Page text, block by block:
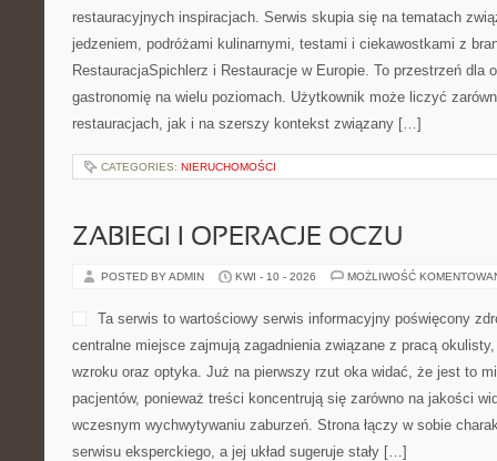
restauracyjnych inspiracjach. Serwis skupia się na tematach
jedzeniem, podróżami kulinarnymi, testami i ciekawostkami z
RestauracjaSpichlerz i Restauracje w Europie. To przestrzeń dla
gastronomię na wielu poziomach. Użytkownik może liczyć
restauracjach, jak i na szerszy kontekst związany […]
CATEGORIES: NIERUCHOMOŚCI
ZABIEGI I OPERACJE OCZU
POSTED BY ADMIN KWI - 10 - 2026 MOŻLIWOŚĆ
Ta serwis to wartościowy serwis informacyjny poświęcony
centralne miejsce zajmują zagadnienia związane z pracą
wzroku oraz optyka. Już na pierwszy rzut oka widać, że jest to
pacjentów, ponieważ treści koncentrują się zarówno na jakości
wczesnym wychwytywaniu zaburzeń. Strona łączy w sobie
serwisu eksperckiego, a jej układ sugeruje stały […]